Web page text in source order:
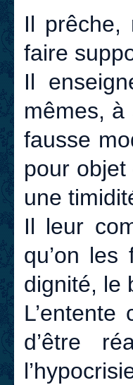
Il prêche,
faire
Il
mêmes,
fausse
pour objet
une
Il leur
qu’on
dignité, le
d’être